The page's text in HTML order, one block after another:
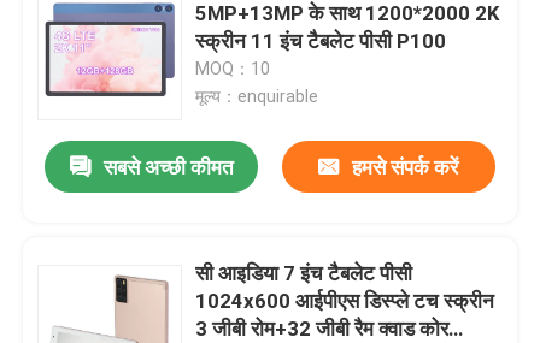
5MP+13MP के साथ 1200*2000 2K
स्क्रीन 11 इंच टैबलेट पीसी P100
MOQ：10
मूल्य：enquirable
सबसे अच्छी कीमत हमसे संपर्क करें
सी आइडिया 7 इंच टैबलेट पीसी
1024x600 आईपीएस डिस्प्ले टच स्क्रीन
3 जीबी रोम+32 जीबी रैम क्वाड कोर